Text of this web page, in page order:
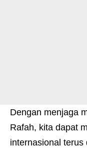
Dengan menjaga
Rafah, kita dapat
internasional